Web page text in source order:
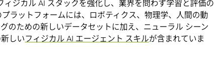
ジカル AI スタックを強化し、業界を問わず学習と評価の
ラットフォームには、ロボティクス、物理学、人間の動
のための新しいデータセットに加え、ニューラル シーン
しいフィジカル AI エージェント スキルが含まれていま